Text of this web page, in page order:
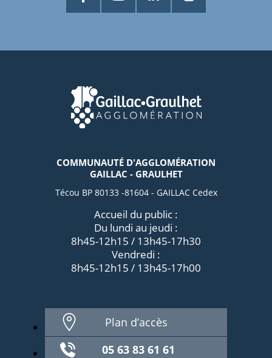
COMMUNAUTÉ D'AGGLOMÉRATION
GAILLAC - GRAULHET
Técou BP 80133 -81604 - GAILLAC Cedex
Accueil du public :
Du lundi au jeudi :
8h45-12h15 / 13h45-17h30
Vendredi :
8h45-12h15 / 13h45-17h00
Plan d’accès
05 63 83 61 61